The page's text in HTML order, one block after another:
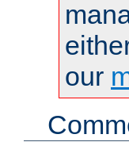
our